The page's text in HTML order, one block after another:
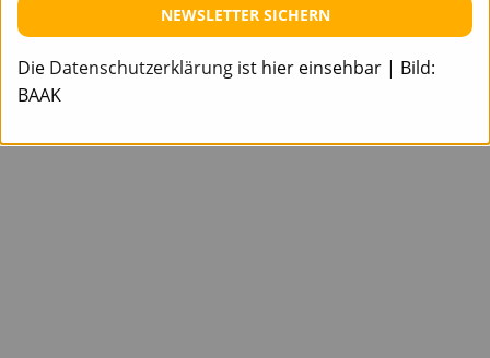
NEWSLETTER SICHERN
Die Datenschutzerklärung ist hier einsehbar | Bild:
BAAK